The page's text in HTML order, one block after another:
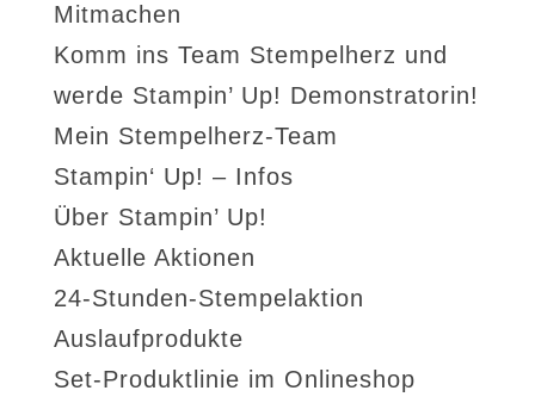
Mitmachen
Komm ins Team Stempelherz und
werde Stampin’ Up! Demonstratorin!
Mein Stempelherz-Team
Stampin‘ Up! – Infos
Über Stampin’ Up!
Aktuelle Aktionen
24-Stunden-Stempelaktion
Auslaufprodukte
Set-Produktlinie im Onlineshop